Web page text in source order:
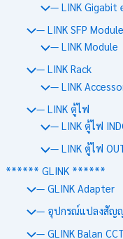
— LINK Gigabit
— LINK SFP Module
— LINK Module
— LINK Rack
— LINK
— LINK ตู้ไฟ
— LINK ตู้ไฟ
— LINK ตู้ไฟ
****** GLINK ******
— GLINK Adapter
— อุปกรณ์แปลงสัญ
— GLINK Balan